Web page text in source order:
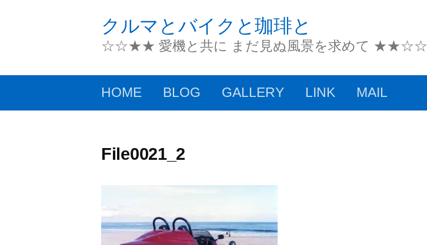
クルマとバイクと珈琲と
☆☆★★ 愛機と共に まだ見ぬ風景を求めて ★★☆☆
HOME BLOG GALLERY LINK MAIL
File0021_2